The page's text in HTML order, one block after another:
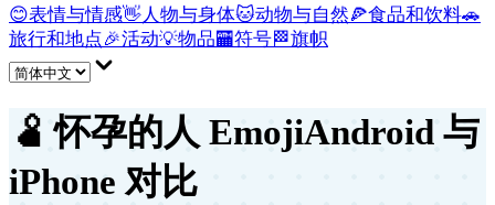
😊表情与情感👋 人物与身体🐱动物与自然🍕食品和饮料🚗
旅行和地点🎉活动💡物品🏧符号🏁旗帜
🫄 怀孕的人 EmojiAndroid 与
iPhone 对比